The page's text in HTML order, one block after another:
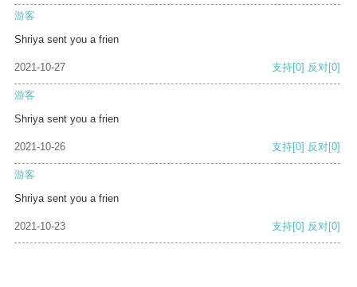
游客
Shriya sent you a frien
2021-10-27 支持[0] 反对[0]
游客
Shriya sent you a frien
2021-10-26 支持[0] 反对[0]
游客
Shriya sent you a frien
2021-10-23 支持[0] 反对[0]